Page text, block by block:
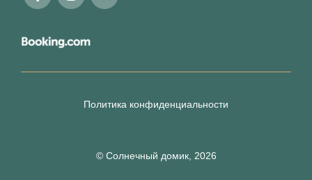
Политика конфиденциальности
© Солнечный домик, 2026